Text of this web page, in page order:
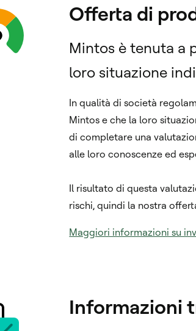
Offerta di
Mintos è tenuta a
loro situazione
In qualità di società
Mintos e che la loro
di completare una
alle loro conoscenze ed
Il risultato di questa
rischi, quindi la nostra
Maggiori informazioni su
Informazioni